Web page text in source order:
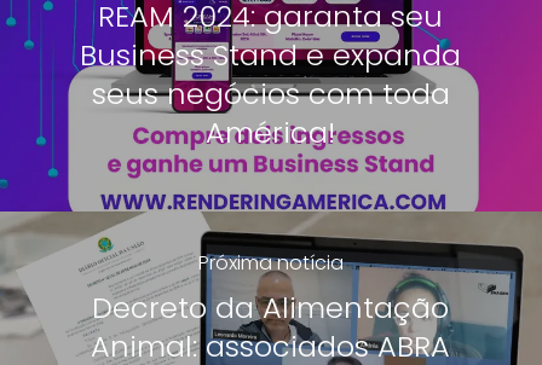
REAM 2024: garanta seu
Business Stand e expanda
seus negócios com toda
América!
Próxima notícia
Decreto da Alimentação
Animal: associados ABRA